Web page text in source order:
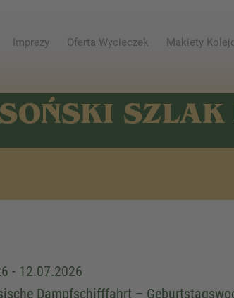
Imprezy Oferta Wycieczek Makiety
SZLAK
- 12.07.2026
Dampfschifffahrt –